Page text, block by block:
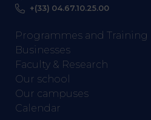
+(33) 04.67.10.25.00
Programmes and Training
Businesses
Faculty & Research
Our school
Our campuses
Calendar